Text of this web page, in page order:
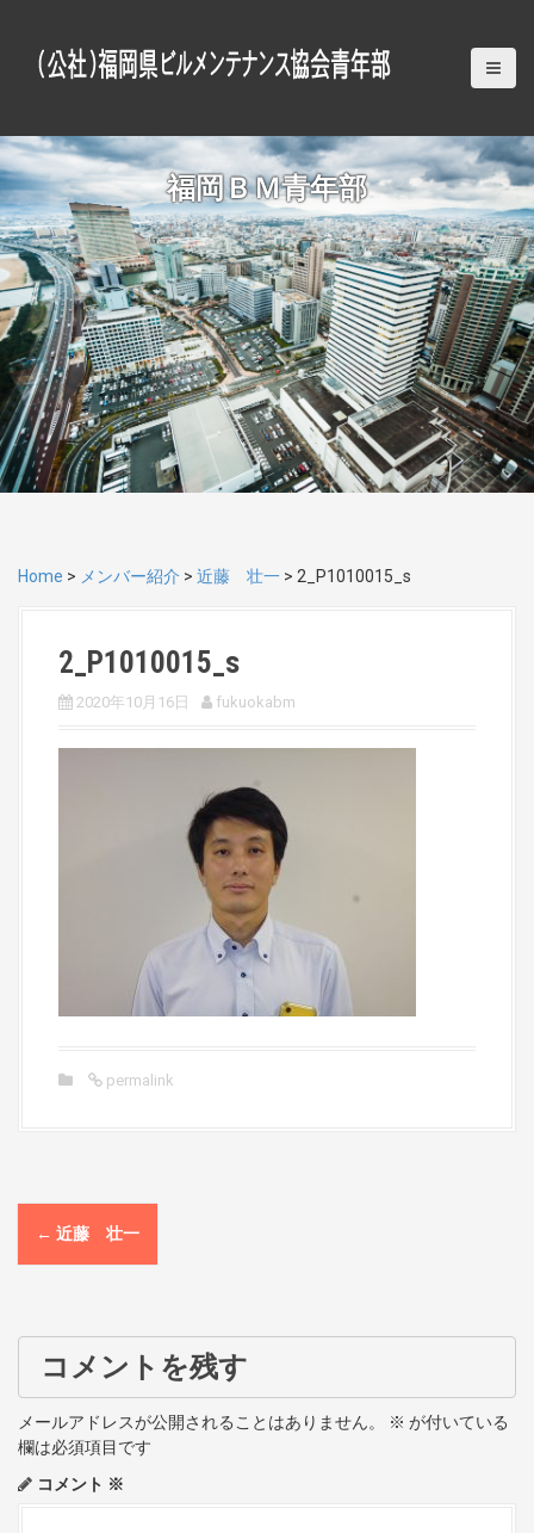
o
c
o
n
t
e
n
t
福岡ＢＭ青年部
Home > メンバー紹介 > 近藤 壮一 > 2_P1010015_s
2_P1010015_s
2020年10月16日 fukuokabm
permalink
P
o
n
a
v
← 近藤 壮一
コメントを残す
メールアドレスが公開されることはありません。 ※ が付いている
欄は必須項目です
コメント ※